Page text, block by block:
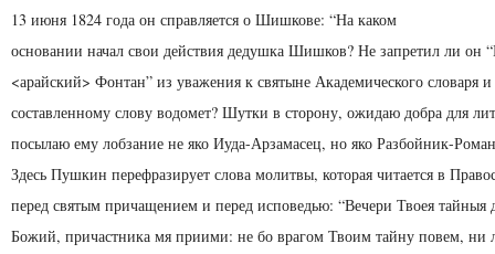
13 июня 1824 года он справляется о Шишкове: “На каком
основании начал свои действия дедушка Шишков? Не запретил ли он
<арайский> Фонтан” из уважения к святыне Академического словаря
составленному слову водомет? Шутки в сторону, ожидаю добра для
посылаю ему лобзание не яко Иуда-Арзамасец, но яко Разбойник-
Здесь Пушкин перефразирует слова молитвы, которая читается в
перед святым причащением и перед исповедью: “Вечери Твоея тайныя
Божий, причастника мя приими: не бо врагом Твоим тайну повем, ни